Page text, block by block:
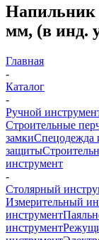
Напильник
мм, (в инд.
Главная
-
Каталог
-
Ручной
Строительные
замкиСпецодежда
защиты
инструмент
-
Столярный
Измерительный
инструмент
инструмент